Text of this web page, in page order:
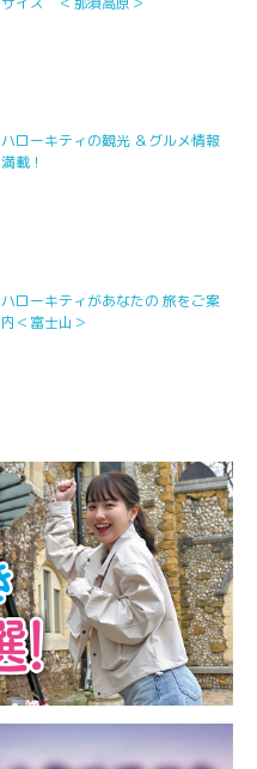
ハローキティの観光 ＆グルメ情報
満載！
ハローキティがあなたの 旅をご案
内＜富士山＞